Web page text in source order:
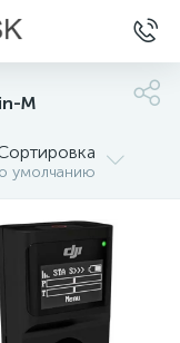
M
умолчанию